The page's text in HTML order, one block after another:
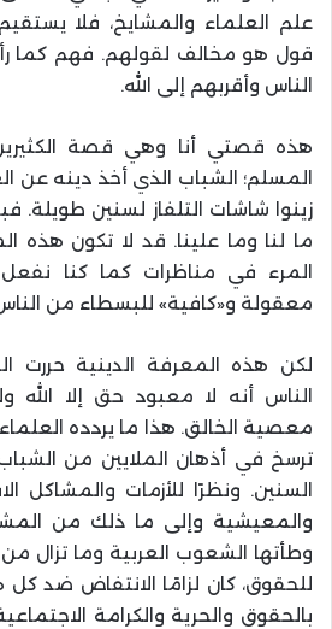
علم العلماء والمشايخ، فلا
قول هو مخالف لقولهم. فهم كما
الناس وأقربهم إلى الله.
هذه قصتي أنا وهي قصة
المسلم؛ الشباب الذي أخذ دينه عن
زينوا شاشات التلفاز لسنين طويلة.
ما لنا وما علينا. قد لا تكون هذه
المرء في مناظرات كما كنا نفعل
معقولة و«كافية» للبسطاء من
لكن هذه المعرفة الدينية حررت
الناس أنه لا معبود حق إلا
معصية الخالق. هذا ما يردده
ترسخ في أذهان الملايين من
السنين. ونظرًا للأزمات والمشاكل
والمعيشية وإلى ما ذلك من
وطأتها الشعوب العربية وما تزال
للحقوق، كان لزامًا الانتفاض ضد كل
بالحقوق والحرية والكرامة